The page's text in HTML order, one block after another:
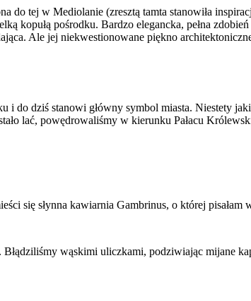
do tej w Mediolanie (zresztą tamta stanowiła
kopułą pośrodku. Bardzo elegancka, pełna
Ale jej niekwestionowane piękno
do dziś stanowi główny symbol miasta. Niestety
lać, powędrowaliśmy w kierunku Pałacu
się słynna kawiarnia Gambrinus, o której pisałam
. Błądziliśmy wąskimi uliczkami, podziwiając mijane